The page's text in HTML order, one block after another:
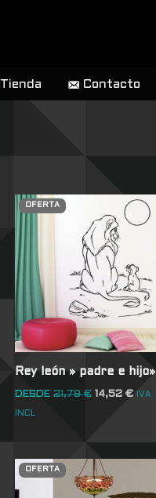
Tienda Contacto
OFERTA
Rey león » padre e hijo»
DESDE 21,78€ 14,52 € IVA
INCL
OFERTA